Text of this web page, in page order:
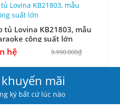
tủ Lovina KB21803, mẫu
công suất lớn
hệ 9.990.000₫
mãi
ký bất cứ lúc nào